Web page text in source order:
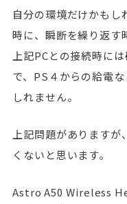
自分の環境だけかも
時に、瞬断を繰り返す
上記PCとの接続時に
で、PS４からの給電
しれません。
上記問題があります
くないと思います。
Astro A50 Wireless